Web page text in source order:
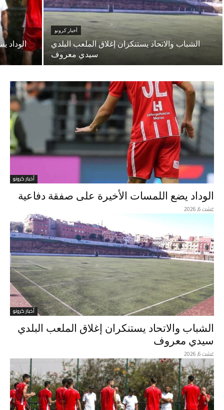
أخبار كرونو
الشباب والاتحاد يستنكران إغلاق الملعب البلدي
سيدي معروف
الوداد
أخبار كرونو
الوداد يضع اللمسات الأخيرة على صفقة دفاعية
غشت 6, 2026
أخبار كرونو
الشباب والاتحاد يستنكران إغلاق الملعب البلدي
سيدي معروف
غشت 6, 2026